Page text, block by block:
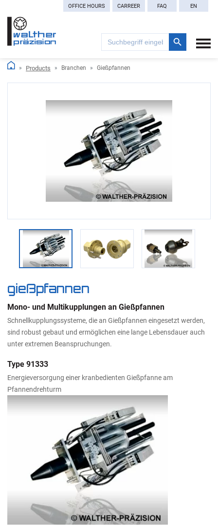
OFFICE HOURS CARREER FAQ EN
Search
for:
Search Button
Products Branchen Gießpfannen
gießpfannen
Mono- und Multikupplungen an Gießpfannen
Schnellkupplungssysteme, die an Gießpfannen eingesetzt werden,
sind robust gebaut und ermöglichen eine lange Lebensdauer auch
unter extremen Beanspruchungen.
Type 91333
Energieversorgung einer kranbedienten Gießpfanne am
Pfannendrehturm